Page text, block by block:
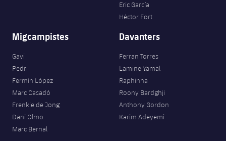
Eric García
Héctor Fort
Migcampistes
Gavi
Pedri
Fermín López
Marc Casadó
Frenkie de Jong
Dani Olmo
Marc Bernal
Davanters
Ferran Torres
Lamine Yamal
Raphinha
Roony Bardghji
Anthony Gordon
Karim Adeyemi